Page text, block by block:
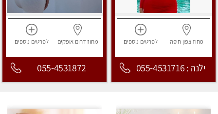
מחוז צפוןחיפה לפרטים נוספים
ילנה : 055-4531716
מחוז דרום אופקים לפרטים נוספים
055-4531872